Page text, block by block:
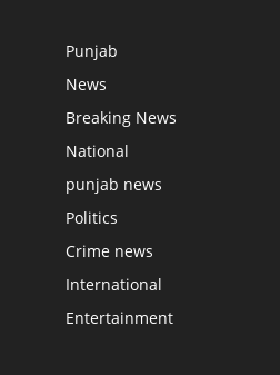
Punjab
News
Breaking News
National
punjab news
Politics
Crime news
International
Entertainment